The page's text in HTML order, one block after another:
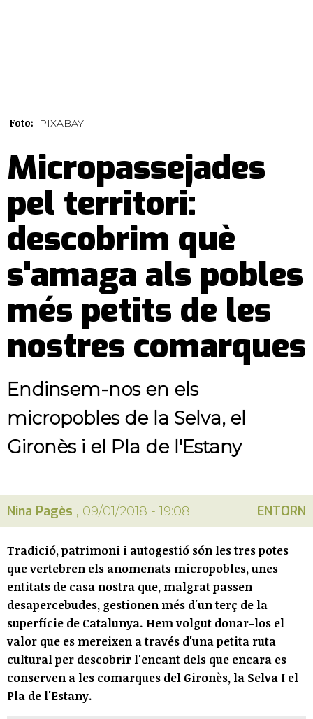
Foto: PIXABAY
Micropassejades
pel territori:
descobrim què
s'amaga als pobles
més petits de les
nostres comarques
Endinsem-nos en els
micropobles de la Selva, el
Gironès i el Pla de l'Estany
Nina Pagès , 09/01/2018 - 19:08 ENTORN
Tradició, patrimoni i autogestió són les tres potes
que vertebren els anomenats micropobles, unes
entitats de casa nostra que, malgrat passen
desapercebudes, gestionen més d'un terç de la
superfície de Catalunya. Hem volgut donar-los el
valor que es mereixen a través d'una petita ruta
cultural per descobrir l'encant dels que encara es
conserven a les comarques del Gironès, la Selva I el
Pla de l'Estany.